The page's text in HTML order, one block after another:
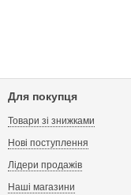
Для покупця
Товари зі знижками
Нові поступлення
Лідери продажів
Наші магазини